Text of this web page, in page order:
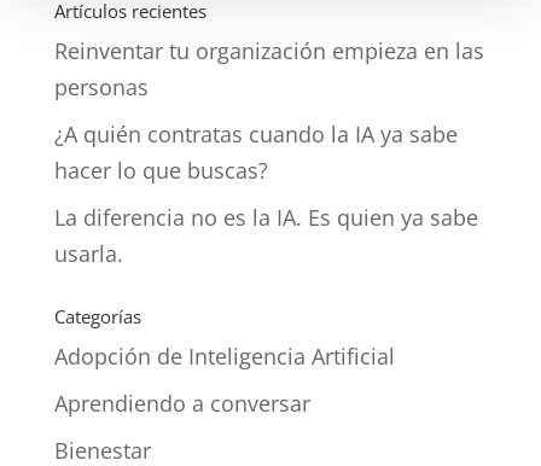
Artículos recientes
Reinventar tu organización empieza en las
personas
¿A quién contratas cuando la IA ya sabe
hacer lo que buscas?
La diferencia no es la IA. Es quien ya sabe
usarla.
Categorías
Adopción de Inteligencia Artificial
Aprendiendo a conversar
Bienestar